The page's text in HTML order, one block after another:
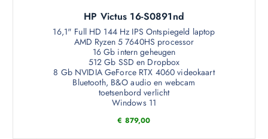
HP Victus 16-S0891nd
16,1" Full HD 144 Hz IPS Ontspiegeld laptop
AMD Ryzen 5 7640HS processor
16 Gb intern geheugen
512 Gb SSD en Dropbox
8 Gb NVIDIA GeForce RTX 4060 videokaart
Bluetooth, B&O audio en webcam
toetsenbord verlicht
Windows 11
€ 879,00